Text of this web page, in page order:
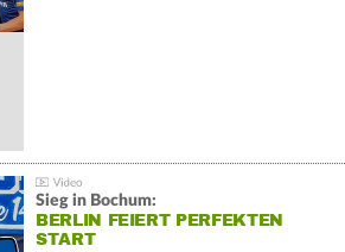
Sieg in Bochum:
BERLIN FEIERT PERFEKTEN
START